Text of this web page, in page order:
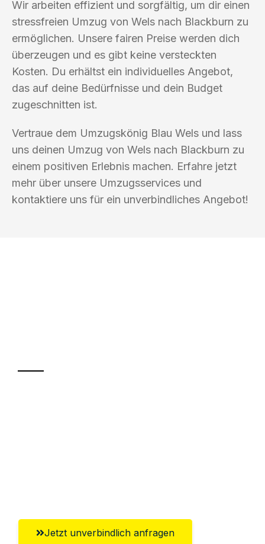
Wir arbeiten effizient und sorgfältig, um dir einen
stressfreien Umzug von Wels nach Blackburn zu
ermöglichen. Unsere fairen Preise werden dich
überzeugen und es gibt keine versteckten
Kosten. Du erhältst ein individuelles Angebot,
das auf deine Bedürfnisse und dein Budget
zugeschnitten ist.
Vertraue dem Umzugskönig Blau Wels und lass
uns deinen Umzug von Wels nach Blackburn zu
einem positiven Erlebnis machen. Erfahre jetzt
mehr über unsere Umzugsservices und
kontaktiere uns für ein unverbindliches Angebot!
Jetzt unverbindlich anfragen